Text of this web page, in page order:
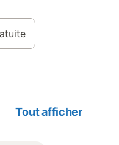
Tout afficher